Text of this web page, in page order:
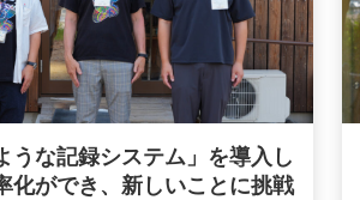
うな記録システム」を導入し
化ができ、新しいことに挑戦